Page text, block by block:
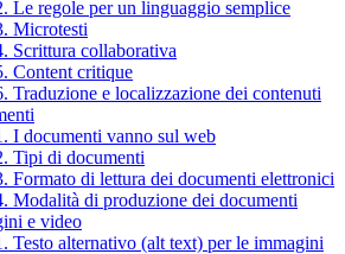
Le regole per un linguaggio semplice
Microtesti
Scrittura collaborativa
Content critique
Traduzione e localizzazione dei contenuti
I documenti vanno sul web
Tipi di documenti
Formato di lettura dei documenti elettronici
Modalità di produzione dei documenti
e video
Testo alternativo (alt text) per le immagini